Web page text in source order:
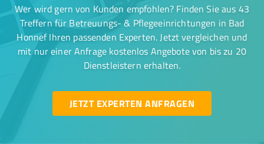
Wer wird gern von Kunden empfohlen? Finden Sie aus 43
Treffern für Betreuungs- & Pflegeeinrichtungen in Bad
Honnef Ihren passenden Experten. Jetzt vergleichen und
mit nur einer Anfrage kostenlos Angebote von bis zu 20
Dienstleistern erhalten.
JETZT EXPERTEN ANFRAGEN